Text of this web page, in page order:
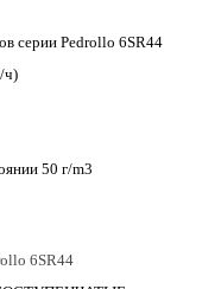
серии Pedrollo 6SR44
ч)
50 г/m3
6SR44